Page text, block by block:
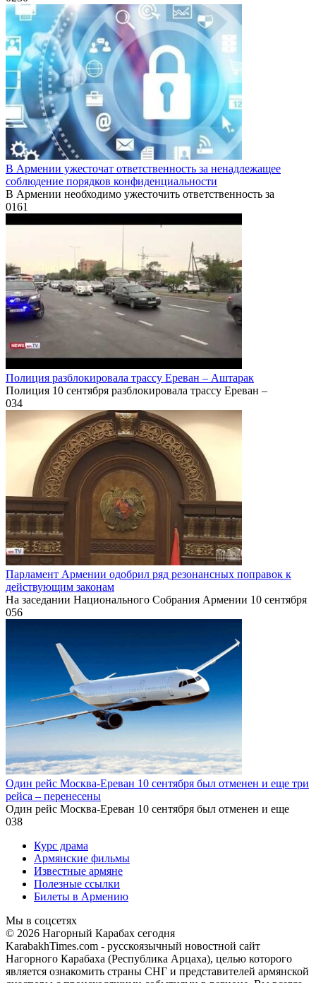
В Армении ужесточат ответственность за ненадлежащее
соблюдение порядков конфиденциальности
В Армении необходимо ужесточить ответственность за
0161
Полиция разблокировала трассу Ереван – Аштарак
Полиция 10 сентября разблокировала трассу Ереван –
034
Парламент Армении одобрил ряд резонансных поправок к
действующим законам
На заседании Национального Собрания Армении 10 сентября
056
Один рейс Москва-Ереван 10 сентября был отменен и еще три
рейса – перенесены
Один рейс Москва-Ереван 10 сентября был отменен и еще
038
Курс драма
Армянские фильмы
Известные армяне
Полезные ссылки
Билеты в Армению
Мы в соцсетях
© 2026 Нагорный Карабах сегодня
KarabakhTimes.com - русскоязычный новостной сайт
Нагорного Карабаха (Республика Арцаха), целью которого
является ознакомить страны СНГ и представителей армянской